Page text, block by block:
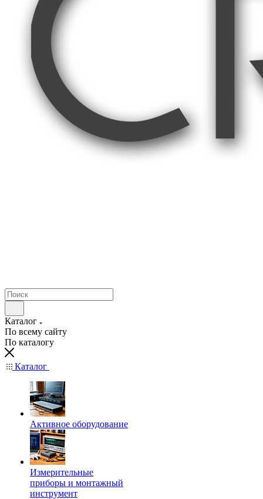
Каталог
По всему сайту
По каталогу
Каталог
Активное оборудование
Измерительные
приборы и монтажный
инструмент